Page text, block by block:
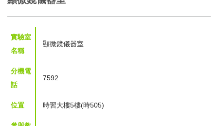
實驗室
名稱
顯微鏡儀器室
分機電
話
7592
位置 時習大樓5樓(時505)